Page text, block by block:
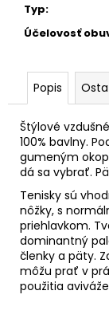
Typ:
Účelovosť
Popis
Štýlové
100% bavlny.
gumeným
dá sa vybrať.
Tenisky sú
nôžky, s
priehlavkom.
dominantný
členky a päty.
môžu prať v
použitia